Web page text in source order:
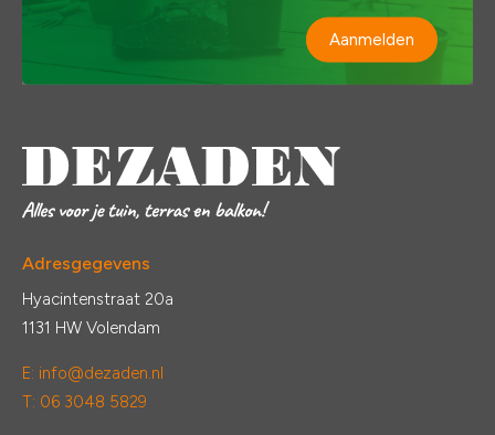
Aanmelden
Adresgegevens
Hyacintenstraat 20a
1131 HW Volendam
E: info@dezaden.nl
T: 06 3048 5829